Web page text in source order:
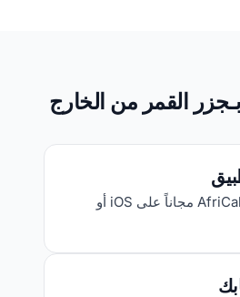
القمر من الخارج
ثبّت AfriCallShop مجاناً على iOS أو